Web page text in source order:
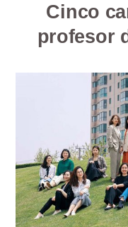
Cinco
profesor